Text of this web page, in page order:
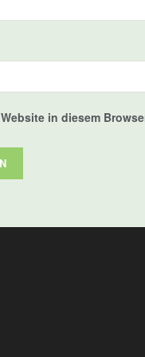
in diesem